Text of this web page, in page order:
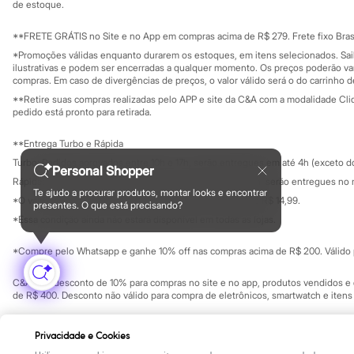
Yessica
Acessórios
Blusas
Calçados
Leggings
Shorts e Bermudas
Tops
Moda íntima
Cintas e Modeladores
Meias
Pijamas
Sutiãs e Tops
Moda praia
Maiôs
Saídas de praia
Personagens
Plus size
Blusas e Camisetas
Calças
Casacos e Jaquetas
Jeans
Personal Shopper
Te ajudo a procurar produtos, montar looks e encontrar
presentes. O que está precisando?
Investidores
Privacidade
Configuração de cookies
Minha privacidade
Educação
Formas de pagamento
de estoque.
**FRETE GRÁTIS no Site e no App em compras acima de R$ 279. Frete fixo
*Promoções válidas enquanto durarem os estoques, em itens selecionados.
ilustrativas e podem ser encerradas a qualquer momento. Os preços poderão
compras. Em caso de divergências de preços, o valor válido será o do carrinho
**Retire suas compras realizadas pelo APP e site da C&A com a modalidade
pedido está pronto para retirada.
**Entrega Turbo e Rápida
Turbo: Pedidos aprovados entre 10h e 17h, serão entregues em até 4h (exceto
Rápida: Pedidos com os pagamentos aprovados até as 10h, serão entregues
*O valor do frete para o turbo é R$ 24,99 e para a rápida é R$ 14,99.
*Essa condição ainda não estará disponível em todas as lojas.
*Compre pelo Whatsapp e ganhe 10% off nas compras acima de R$ 200.
C&A Pay: desconto de 10% para compras no site e no app, produtos vendidos
de R$ 400. Desconto não válido para compra de eletrônicos, smartwatch e
SP Cep: 06455-000 CNPJ 45.242.914/0001-05
Privacidade e Cookies